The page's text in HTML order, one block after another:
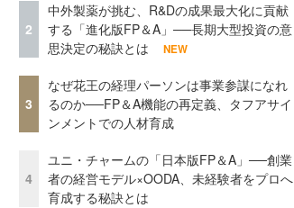
2
中外製薬が挑む、R&Dの成果最大化に貢献
する「進化版FP＆A」──長期大型投資の意
思決定の秘訣とは
NEW
3
なぜ花王の経理パーソンは事業参謀になれ
るのか──FP＆A機能の再定義、タフアサイ
ンメントでの人材育成
4
ユニ・チャームの「日本版FP＆A」──創業
者の経営モデル×OODA、未経験者をプロへ
育成する秘訣とは